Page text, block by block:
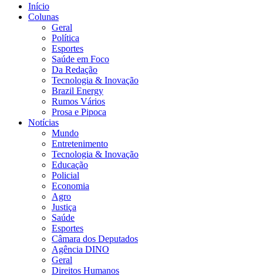
Início
Colunas
Geral
Política
Esportes
Saúde em Foco
Da Redação
Tecnologia & Inovação
Brazil Energy
Rumos Vários
Prosa e Pipoca
Notícias
Mundo
Entretenimento
Tecnologia & Inovação
Educação
Policial
Economia
Agro
Justiça
Saúde
Esportes
Câmara dos Deputados
Agência DINO
Geral
Direitos Humanos